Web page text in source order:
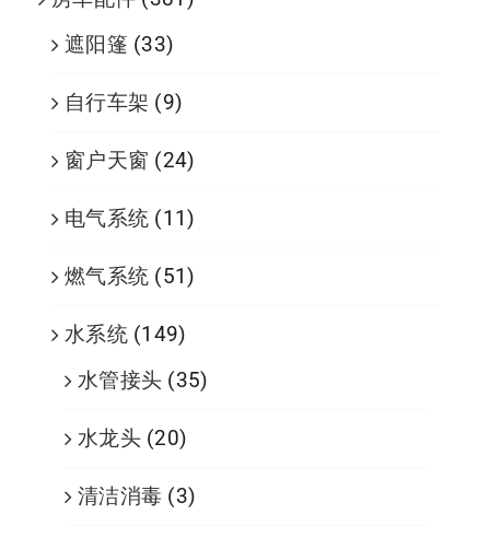
遮阳篷 (33)
自行车架 (9)
窗户天窗 (24)
电气系统 (11)
燃气系统 (51)
水系统 (149)
水管接头 (35)
水龙头 (20)
清洁消毒 (3)